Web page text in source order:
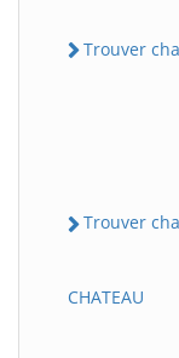
Trouver
Trouver
CHATEAU